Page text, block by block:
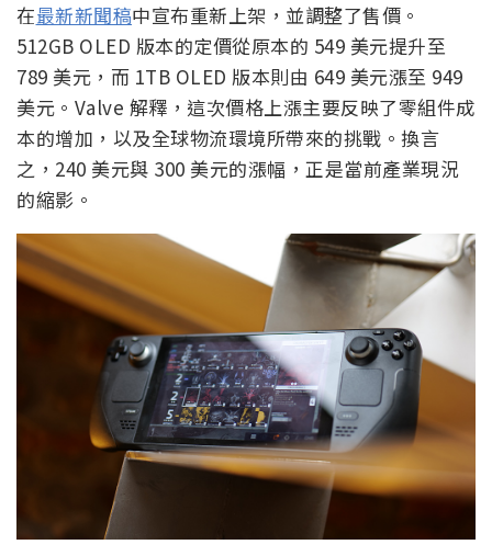
在最新新聞稿中宣布重新上架，並調整了售價。
512GB OLED 版本的定價從原本的 549 美元提升至
789 美元，而 1TB OLED 版本則由 649 美元漲至 949
美元。Valve 解釋，這次價格上漲主要反映了零組件成
本的增加，以及全球物流環境所帶來的挑戰。換言
之，240 美元與 300 美元的漲幅，正是當前產業現況
的縮影。